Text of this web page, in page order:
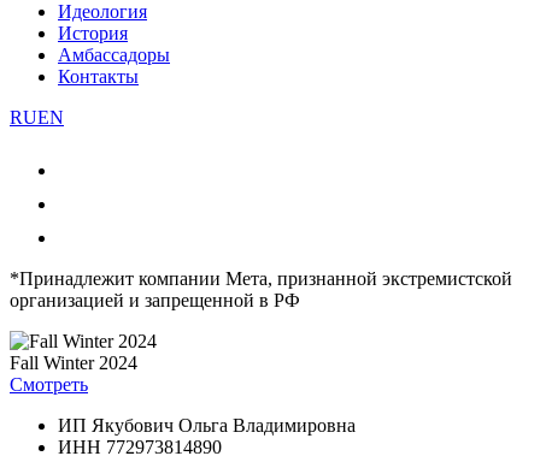
Идеология
История
Амбассадоры
Контакты
RUEN
*Принадлежит компании Мета, признанной экстремистской
организацией и запрещенной в РФ
Fall Winter 2024
Смотреть
ИП Якубович Ольга Владимировна
ИНН 772973814890